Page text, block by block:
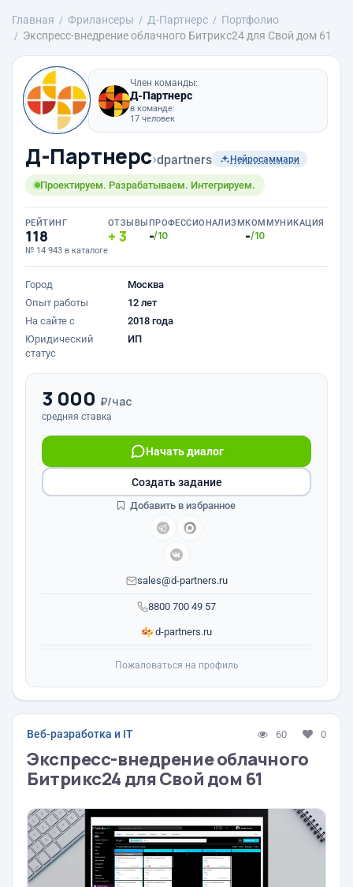
Главная Фрилансеры Д-Партнерс
Портфолио
Экспресс-внедрение облачного Битрикс24 для Свой дом 61
Член команды:
Д-Партнерс
в команде:
17 человек
Д-Партнерс›dpartners Нейросаммари
Проектируем. Разрабатываем. Интегрируем.
РЕЙТИНГ
118
№ 14 943 в каталоге
ОТЗЫВЫ
3
ПРОФЕССИОНАЛИЗМ
-/10
КОММУНИКАЦИЯ
-/10
Город
Москва
Опыт работы
12 лет
На сайте с
2018 года
Юридический
статус
ИП
3 000 ₽/час
средняя ставка
8800 700 49 57
Начать диалог
sales@d-partners.ru
d-partners.ru
Создать задание
Добавить в избранное
Пожаловаться на профиль
Веб-разработка и IT 60 0
Экспресс-внедрение облачного
Битрикс24 для Свой дом 61